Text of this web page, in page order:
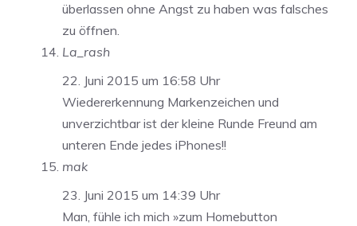
überlassen ohne Angst zu haben was falsches
zu öffnen.
La_rash
22. Juni 2015 um 16:58 Uhr
Wiedererkennung Markenzeichen und
unverzichtbar ist der kleine Runde Freund am
unteren Ende jedes iPhones!!
mak
23. Juni 2015 um 14:39 Uhr
Man, fühle ich mich »zum Homebutton